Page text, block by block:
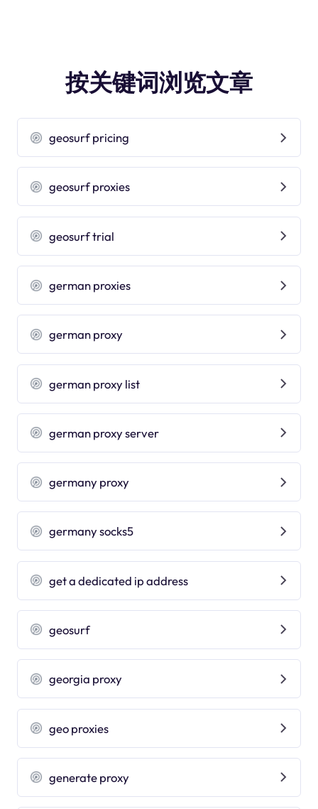
按关键词浏览文章
geosurf pricing
geosurf proxies
geosurf trial
german proxies
german proxy
german proxy list
german proxy server
germany proxy
germany socks5
get a dedicated ip address
geosurf
georgia proxy
geo proxies
generate proxy